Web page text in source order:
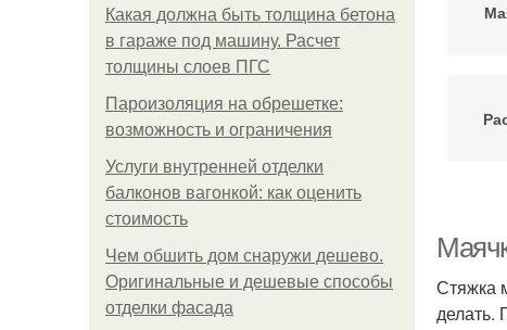
Какая должна быть толщина бетона
в гараже под машину. Расчет
толщины слоев ПГС
Пароизоляция на обрешетке:
возможность и ограничения
Услуги внутренней отделки
балконов вагонкой: как оценить
стоимость
Чем обшить дом снаружи дешево.
Оригинальные и дешевые способы
отделки фасада
Стяжка
делать.